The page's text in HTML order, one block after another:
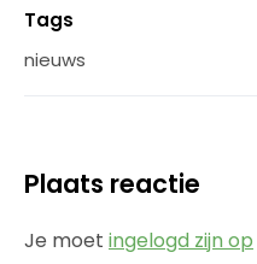
Tags
nieuws
Plaats reactie
Je moet ingelogd zijn op